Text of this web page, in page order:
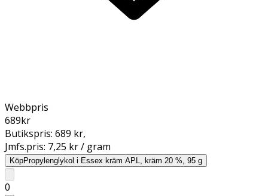
Webbpris
689kr
Butikspris: 689 kr,
Jmfs.pris: 7,25 kr / gram
KöpPropylenglykol i Essex kräm APL, kräm 20 %, 95 g
0